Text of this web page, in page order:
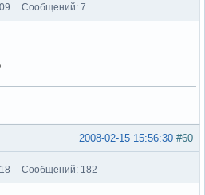
Сообщений: 7
#60
2008-02-15 15:56:30
Сообщений: 182